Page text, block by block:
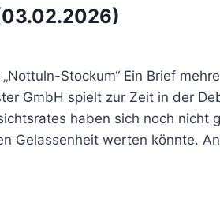
Stockum“ Ein Brief
GmbH spielt zur Zeit in der
haben sich noch nicht
Gelassenheit werten könnte.